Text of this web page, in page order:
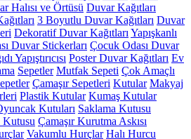
Halısı ve Örtüsü Duvar Kağıtları
3 Boyutlu Duvar Kağıtları Duvar
Dekoratif Duvar Kağıtları Yapışkanlı
Duvar Stickerları Çocuk Odası Duvar
Yapıştırıcısı Poster Duvar Kağıtları Ev
Sepetler Mutfak Sepeti Çok Amaçlı
Çamaşır Sepetleri Kutular Makyaj
Plastik Kutular Kumaş Kutular
Kutuları Saklama Kutusu
Kutusu Çamaşır Kurutma Askısı
Vakumlu Hurçlar Halı Hurcu